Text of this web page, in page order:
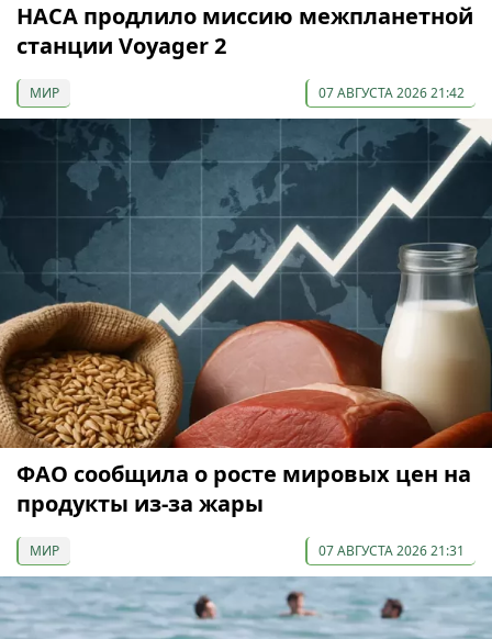
НАСА продлило миссию межпланетной
станции Voyager 2
МИР 07 АВГУСТА 2026 21:42
ФАО сообщила о росте мировых цен на
продукты из-за жары
МИР 07 АВГУСТА 2026 21:31